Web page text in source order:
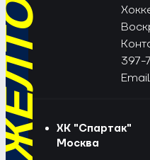
397-
ХК "Спартак"
Москва